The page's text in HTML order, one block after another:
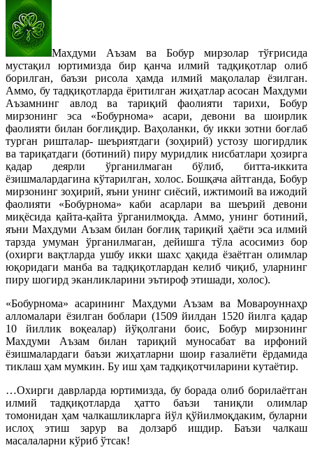
Махдуми Аъзам ва Бобур мирзолар тўғрисида
мустақил юртимизда бир қанча илмий тадқиқотлар олиб
борилган, баъзи рисола ҳамда илмий мақолалар ёзилган.
Аммо, бу тадқиқотларда ёритилган жиҳатлар асосан Махдуми
Аъзамнинг авлод ва тариқий фаолияти тарихи, Бобур
мирзонинг эса «Бобурнома» асари, девони ва шоирлик
фаолияти билан боғлиқдир. Ваҳоланки, бу икки зотни боғлаб
турган ришталар- шеъриятдаги (зоҳирий) устозу шогирдлик
ва тариқатдаги (ботиний) пиру муридлик нисбатлари ҳозирга
қадар деярли ўрганилмаган бўлиб, битта-иккита
ёзишмалардагина кўтарилган, холос. Бошқача айтганда, Бобур
мирзонинг зоҳирий, яъни унинг сиёсий, ижтимоий ва ижодий
фаолияти «Бобурнома» каби асарлари ва шеърий девони
миқёсида қайта-қайта ўрганилмоқда. Аммо, унинг ботиний,
яъни Махдуми Аъзам билан боғлиқ тариқий ҳаёти эса илмий
тарзда умуман ўрганилмаган, дейишга тўла асосимиз бор
(охирги вақтларда ушбу икки шахс ҳақида ёзаётган олимлар
юқоридаги манба ва тадқиқотлардан келиб чиқиб, уларнинг
пиру шогирд эканликларини эътироф этишади, холос).
«Бобурнома» асарининг Махдуми Аъзам ва Мовароуннаҳр
алломалари ёзилган боблари (1509 йилдан 1520 йилга қадар
10 йиллик воқеалар) йўқолгани боис, Бобур мирзонинг
Махдуми Аъзам билан тариқий муносабат ва ирфоний
ёзишмалардаги баъзи жиҳатларни шоир ғазалиёти ёрдамида
тиклаш ҳам мумкин. Бу иш ҳам тадқиқотчиларини кутаётир.
…Охирги даврларда юртимизда, бу борада олиб борилаётган
илмий тадқиқотларда ҳатто баъзи таниқли олимлар
томонидан ҳам чалкашликларга йўл қўйилмоқдаким, буларни
ислоҳ этиш зарур ва долзарб ишдир. Баъзи чалкаш
масалаларни кўриб ўтсак!